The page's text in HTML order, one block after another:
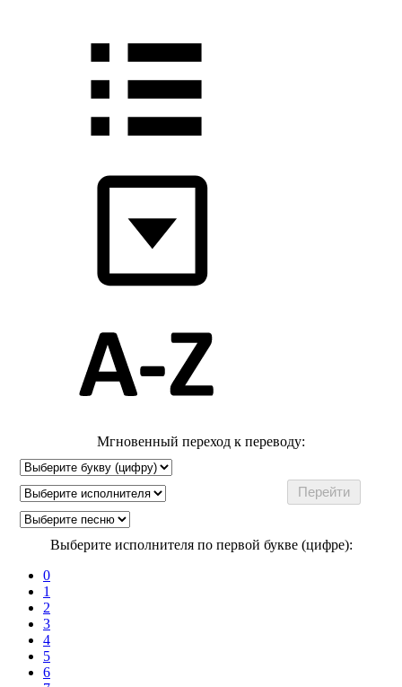
Мгновенный переход к переводу:
Выберите исполнителя по первой букве (цифре):
0
1
2
3
4
5
6